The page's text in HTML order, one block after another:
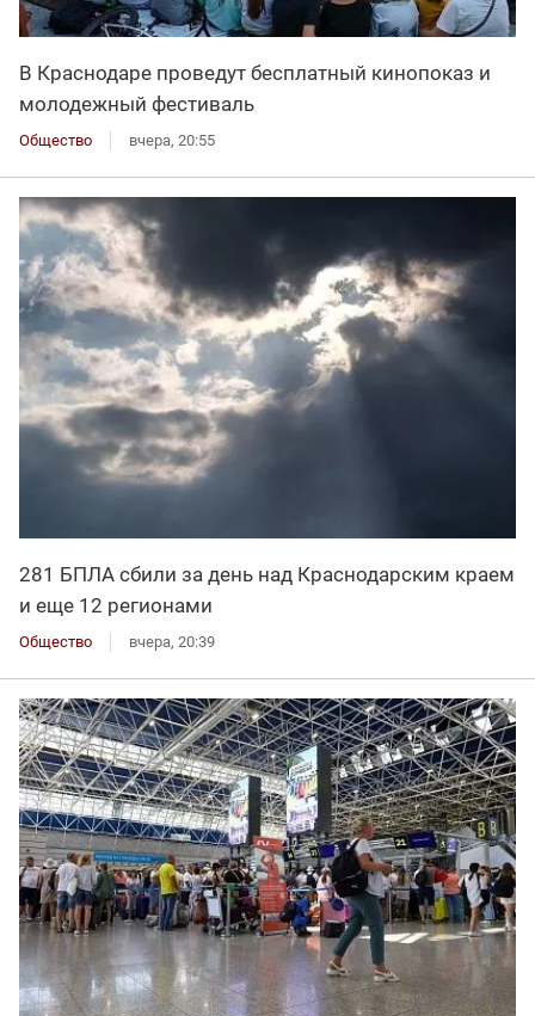
В Краснодаре проведут бесплатный кинопоказ и
молодежный фестиваль
Общество вчера, 20:55
281 БПЛА сбили за день над Краснодарским краем
и еще 12 регионами
Общество вчера, 20:39